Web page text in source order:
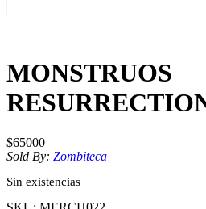
MONSTRUOS
$65000
Sold By: Zombiteca
Sin existencias